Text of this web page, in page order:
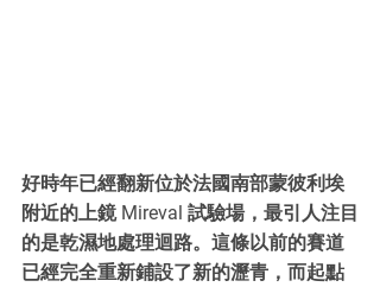
好時年已經翻新位於法國南部蒙彼利埃
附近的上鏡 Mireval 試驗場，最引人注目
的是乾濕地處理迴路。這條以前的賽道
已經完全重新鋪設了新的瀝青，而起點